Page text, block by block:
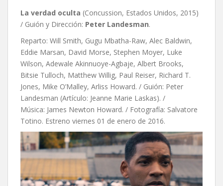
La verdad oculta (Concussion, Estados Unidos, 2015)
/ Guión y Dirección: Peter Landesman.
Reparto: Will Smith, Gugu Mbatha-Raw, Alec Baldwin,
Eddie Marsan, David Morse, Stephen Moyer, Luke
Wilson, Adewale Akinnuoye-Agbaje, Albert Brooks,
Bitsie Tulloch, Matthew Willig, Paul Reiser, Richard T.
Jones, Mike O’Malley, Arliss Howard. / Guión: Peter
Landesman (Artículo: Jeanne Marie Laskas). /
Música: James Newton Howard. / Fotografía: Salvatore
Totino. Estreno viernes 01 de enero de 2016.